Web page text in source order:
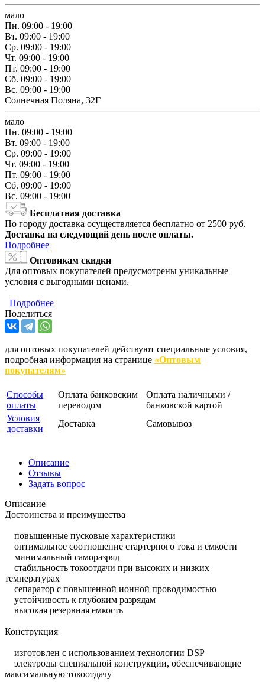
мало
Пн. 09:00 - 19:00
Вт. 09:00 - 19:00
Ср. 09:00 - 19:00
Чт. 09:00 - 19:00
Пт. 09:00 - 19:00
Сб. 09:00 - 19:00
Вс. 09:00 - 19:00
Солнечная Поляна, 32Г
мало
Пн. 09:00 - 19:00
Вт. 09:00 - 19:00
Ср. 09:00 - 19:00
Чт. 09:00 - 19:00
Пт. 09:00 - 19:00
Сб. 09:00 - 19:00
Вс. 09:00 - 19:00
Бесплатная доставка
По городу доставка осуществляется бесплатно от 2500 руб.
Доставка на следующий день после оплаты.
Подробнее
Оптовикам скидки
Для оптовых покупателей предусмотрены уникальные
условия с выгодными ценами.
Подробнее
Поделиться
для оптовых покупателей действуют специальные условия,
подробная информация на странице «Оптовым
покупателям»
Способы
оплаты
Оплата банковским
переводом
Оплата наличными /
банковской картой
Условия
доставки
Доставка Самовывоз
Описание
Отзывы
Задать вопрос
Описание
Достоинства и преимущества
повышенные пусковые характеристики
оптимальное соотношение стартерного тока и емкости
минимальный саморазряд
стабильность токоотдачи при высоких и низких
температурах
сепаратор с повышенной ионной проводимостью
устойчивость к глубоким разрядам
высокая резервная емкость
Конструкция
изготовлен с использованием технологии DSP
электроды специальной конструкции, обеспечивающие
максимальную токоотдачу